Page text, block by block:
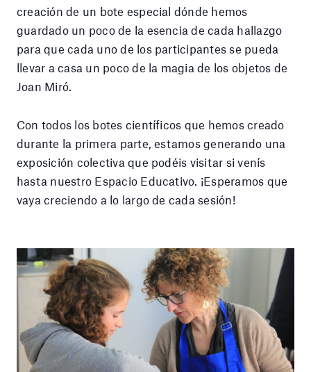
creación de un bote especial dónde hemos
guardado un poco de la esencia de cada hallazgo
para que cada uno de los participantes se pueda
llevar a casa un poco de la magia de los objetos de
Joan Miró.
Con todos los botes científicos que hemos creado
durante la primera parte, estamos generando una
exposición colectiva que podéis visitar si venís
hasta nuestro Espacio Educativo. ¡Esperamos que
vaya creciendo a lo largo de cada sesión!